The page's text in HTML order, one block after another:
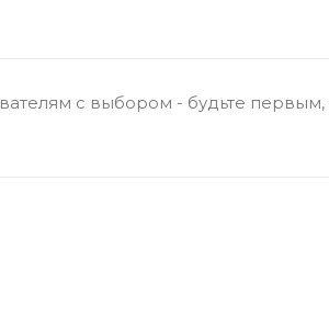
с выбором - будьте